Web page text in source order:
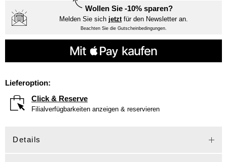
Wollen Sie -10% sparen?
Melden Sie sich jetztfür den Newsletter an.
Beachten Sie die Gutscheinbedingungen.
Lieferoption:
Click & Reserve
Filialverfügbarkeiten anzeigen & reservieren
Details